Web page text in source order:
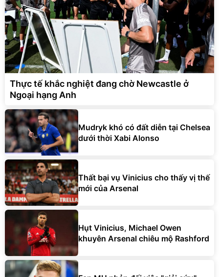
Thực tế khắc nghiệt đang chờ Newcastle ở
Ngoại hạng Anh
Mudryk khó có đất diễn tại Chelsea
dưới thời Xabi Alonso
Thất bại vụ Vinicius cho thấy vị thế
mới của Arsenal
Hụt Vinicius, Michael Owen
khuyên Arsenal chiêu mộ Rashford